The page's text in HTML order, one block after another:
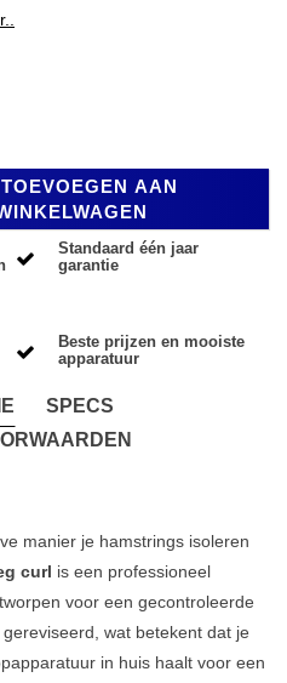
TOEVOEGEN AAN
Standaard één jaar
garantie
Beste prijzen en mooiste
apparatuur
SPECS
manier je hamstrings isoleren
curl is een professioneel
voor een gecontroleerde
wat betekent dat je
in huis haalt voor een